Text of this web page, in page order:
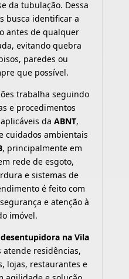
da tubulação. Dessa
busca identificar a
antes de qualquer
evitando quebra
paredes ou
que possível.
trabalha seguindo
e procedimentos
daABNT,
cuidados ambientais
, principalmente em
rede de esgoto,
e sistemas de
é feito com
e atenção à
imóvel.
desentupidora na Vila
atende residências,
lojas, restaurantes e